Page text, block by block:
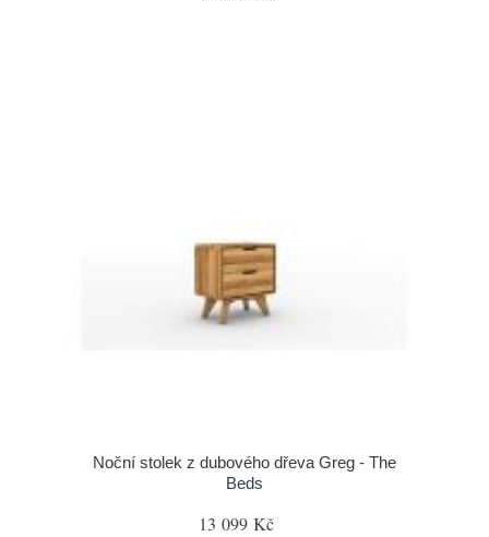
Noční stolek z dubového dřeva Greg - The
Beds
13 099 Kč